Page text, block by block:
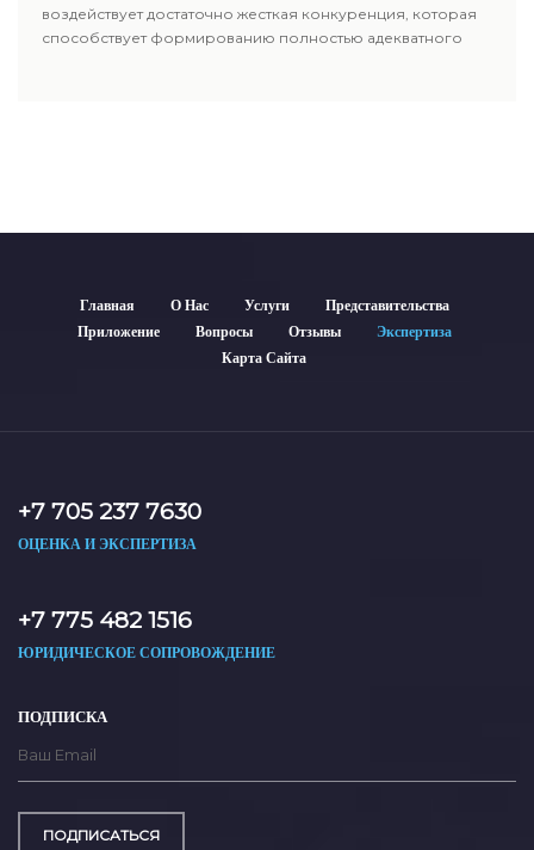
воздействует достаточно жесткая конкуренция, которая
способствует формированию полностью адекватного
Главная О Нас Услуги
Представительства
Приложение
Вопросы Отзывы
Экспертиза
Карта Сайта
+7 705 237 7630
ОЦЕНКА И ЭКСПЕРТИЗА
+7 775 482 1516
ЮРИДИЧЕСКОЕ СОПРОВОЖДЕНИЕ
ПОДПИСКА
ПОДПИСАТЬСЯ